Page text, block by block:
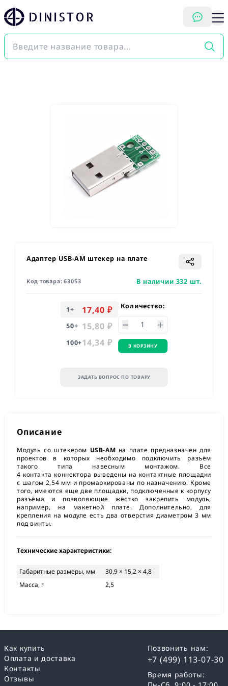
DINISTOR
Адаптер USB-AM штекер на плате
Код товара:63053 В наличии 332 шт.
1+ 17,40 ₽
50+ 15,80 ₽
100+14,34 ₽
Количество:
В КОРЗИНУ
ЗАДАТЬ ВОПРОС ПО ТОВАРУ
Описание
Модуль со штекером USB-AM на плате предназначен для
проектов в которых необходимо подключить разъём
такого типа навесным монтажом. Все
4 контакта коннектора выведены на контактные площадки
с шагом 2,54 мм и промаркированы по назначению. Кроме
того, имеются еще две площадки, подключенные к корпусу
разъёма и позволяющие жёстко закрепить модуль,
например, на макетной плате. Дополнительно, для
крепления на модуле есть два отверстия диаметром 3 мм
под винты.
Технические характеристики:
Габаритные размеры, мм
30,9 × 15,2 × 4,8
Масса, г
2,5
Как купить
Оплата и доставка
Контакты
Отзывы
Позвонить нам:
+7 (499) 113-07-30
Время работы: